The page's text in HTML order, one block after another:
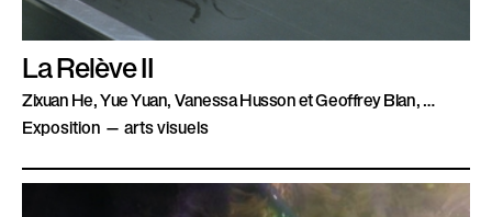
La Relève II
Zixuan He, Yue Yuan, Vanessa Husson et Geoffrey Blan, …
Exposition — arts visuels